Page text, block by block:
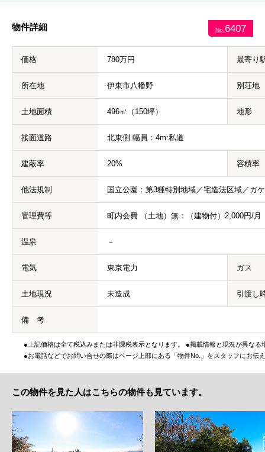
No. 6407
物件詳細
価格 780万円 最寄り
所在地 伊東市八幡野 別荘地
土地面積 496㎡（150坪） 地形
接面道路 北東側 幅員：4m:私道
建蔽率 20% 容積率
他法規制 国立公園：第3種特別地域／宅造法区域／ガ
管理費等 町内会費 （土地）無：（建物付）2,000円/月
温泉 －
電気 東京電力 ガス
土地現況 未造成 引渡し
備 考
●上記価格は全て税込みまたは非課税表示となります。 ●掲載情報と現況が異なる
●お電話などでお問い合せの際はページ上部にある「物件No.」をスタッフにお伝
この物件を見た人はこちらの物件も見ています。